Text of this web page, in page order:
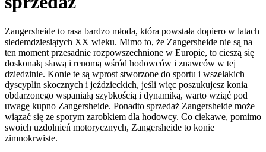
Zangersheide to rasa bardzo młoda, która powstała dopiero w latach
siedemdziesiątych XX wieku. Mimo to, że Zangersheide nie są na
ten moment przesadnie rozpowszechnione w Europie, to cieszą się
doskonałą sławą i renomą wśród hodowców i znawców w tej
dziedzinie. Konie te są wprost stworzone do sportu i wszelakich
dyscyplin skocznych i jeździeckich, jeśli więc poszukujesz konia
obdarzonego wspaniałą szybkością i dynamiką, warto wziąć pod
uwagę kupno Zangersheide. Ponadto sprzedaż Zangersheide może
wiązać się ze sporym zarobkiem dla hodowcy. Co ciekawe, pomimo
swoich uzdolnień motorycznych, Zangersheide to konie
zimnokrwiste.